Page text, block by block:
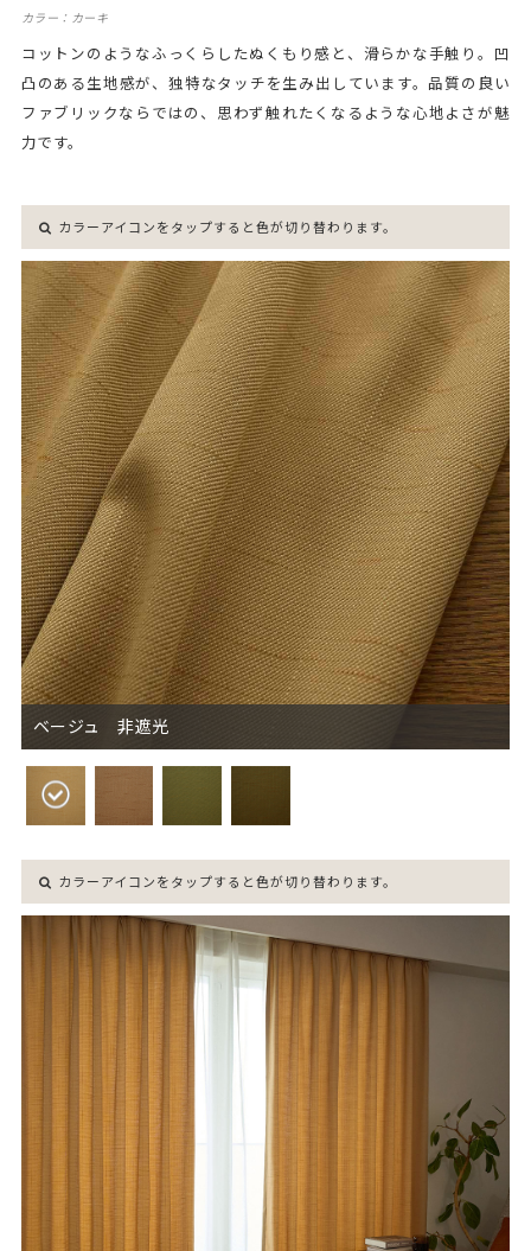
カラー：カーキ
コットンのようなふっくらしたぬくもり感と、滑らかな手触り。凹
凸のある生地感が、独特なタッチを生み出しています。品質の良い
ファブリックならではの、思わず触れたくなるような心地よさが魅
力です。
カラーアイコンをタップすると色が切り替わります。
ベージュ 非遮光
カラーアイコンをタップすると色が切り替わります。